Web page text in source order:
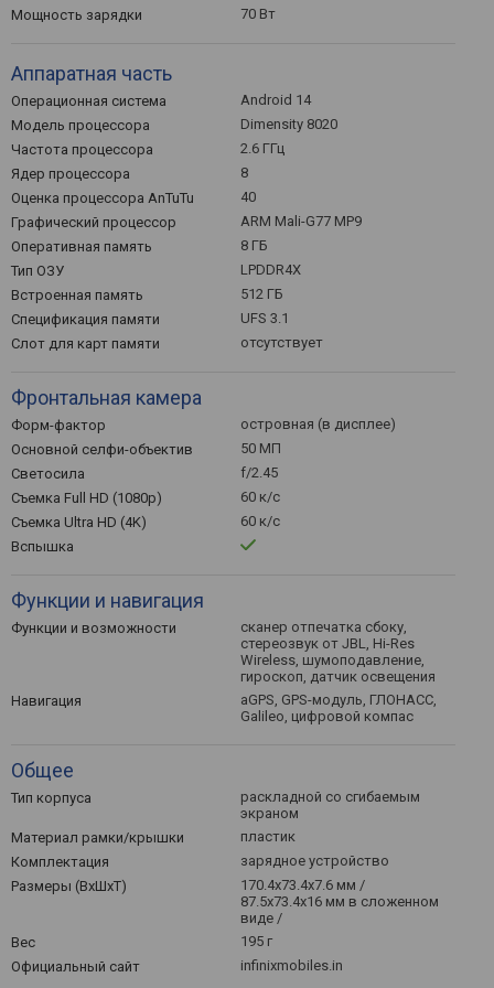
Мощность зарядки
70 Вт
Аппаратная часть
Операционная система
Android 14
Модель процессора
Dimensity 8020
Частота процессора
2.6 ГГц
Ядер процессора
8
Оценка процессора AnTuTu
40
Графический процессор
ARM Mali-G77 MP9
Оперативная память
8 ГБ
Тип ОЗУ
LPDDR4X
Встроенная память
512 ГБ
Спецификация памяти
UFS 3.1
Слот для карт памяти
отсутствует
Фронтальная камера
Форм-фактор
островная (в дисплее)
Основной селфи-объектив
50 МП
Светосила
f/2.45
Съемка Full HD (1080p)
60 к/с
Съемка Ultra HD (4K)
60 к/с
Вспышка
Функции и навигация
Функции и возможности
сканер отпечатка сбоку,
стереозвук от JBL, Hi-Res
Wireless, шумоподавление,
гироскоп, датчик освещения
Навигация
aGPS, GPS-модуль, ГЛОНАСС,
Galileo, цифровой компас
Общее
Тип корпуса
раскладной со сгибаемым
экраном
Материал рамки/крышки
пластик
Комплектация
зарядное устройство
Размеры (ВхШхТ)
170.4x73.4x7.6 мм /
87.5x73.4x16 мм в сложенном
виде /
Вес
195 г
Официальный сайт
infinixmobiles.in